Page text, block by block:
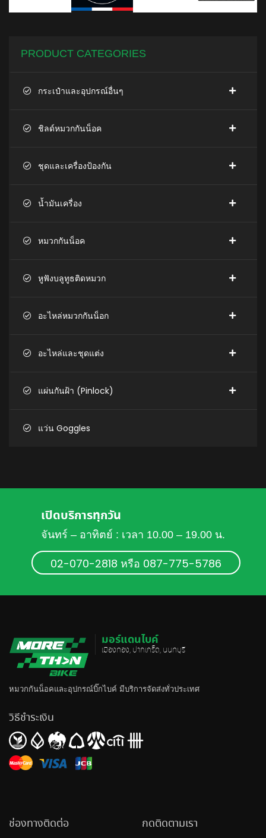
PRODUCT CATEGORIES
กระเป๋าและอุปกรณ์อื่นๆ
ชิลด์หมวกกันน็อค
ชุดและเครื่องป้องกัน
น้ำมันเครื่อง
หมวกกันน็อค
หูฟังบลูทูธติดหมวก
อะไหล่หมวกกันน็อก
อะไหล่และชุดแต่ง
แผ่นกันฝ้า (Pinlock)
แว่น Goggles
เปิดบริการทุกวัน
จันทร์ – อาทิตย์ : เวลา 10.00 – 19.00 น.
02-070-2818 หรือ 087-775-5786
มอร์แดนไบค์
เมืองทอง, ปากเกร็ด, นนทบุรี
หมวกกันน็อคและอุปกรณ์บิ๊กไบค์ มีบริการจัดส่งทั่วประเทศ
วิธีชำระเงิน
ช่องทางติดต่อ กดติดตามเรา